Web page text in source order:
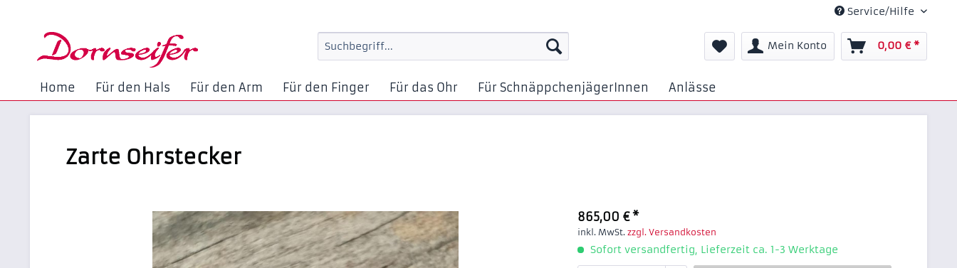
Service/Hilfe
Mein Konto 0,00 € *
Home Für den Hals Für den Arm Für den Finger Für das Ohr Für SchnäppchenjägerInnen Anlässe
Zarte Ohrstecker
865,00 € *
inkl. MwSt.zzgl. Versandkosten
Sofort versandfertig, Lieferzeit ca. 1-3 Werktage